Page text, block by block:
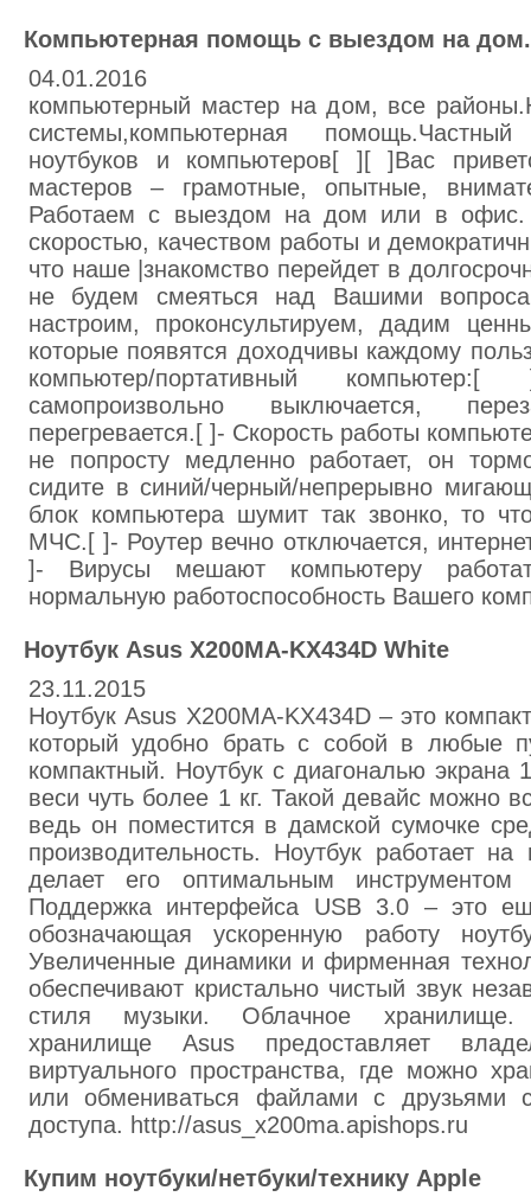
Компьютерная помощь с выездом на
04.01.2016
компьютерный мастер на дом, все
системы,компьютерная
ноутбуков и компьютеров[ ][ ]Вас
мастеров – грамотные, опытные,
Работаем с выездом на дом или в
скоростью, качеством работы и
что наше |знакомство перейдет в
не будем смеяться над Вашими
настроим, проконсультируем, дадим
которые появятся доходчивы каждому
компьютер/портативный
самопроизвольно выключается,
перегревается.[ ]- Скорость работы
не попросту медленно работает, он
сидите в синий/черный/непрерывно
блок компьютера шумит так звонко, то
МЧС.[ ]- Роутер вечно отключается,
]- Вирусы мешают компьютеру
нормальную работоспособность Вашего
Ноутбук Asus X200MA-KX434D White
23.11.2015
Ноутбук Asus X200MA-KX434D – это
который удобно брать с собой в любые
компактный. Ноутбук с диагональю экрана
веси чуть более 1 кг. Такой девайс можно
ведь он поместится в дамской сумочке
производительность. Ноутбук работает
делает его оптимальным
Поддержка интерфейса USB 3.0 – это
обозначающая ускоренную работу
Увеличенные динамики и фирменная
обеспечивают кристально чистый звук
стиля музыки. Облачное хранилище.
хранилище Asus предоставляет
виртуального пространства, где можно
или обмениваться файлами с друзьями
доступа. http://asus_x200ma.apishops.ru
Купим ноутбуки/нетбуки/технику Apple